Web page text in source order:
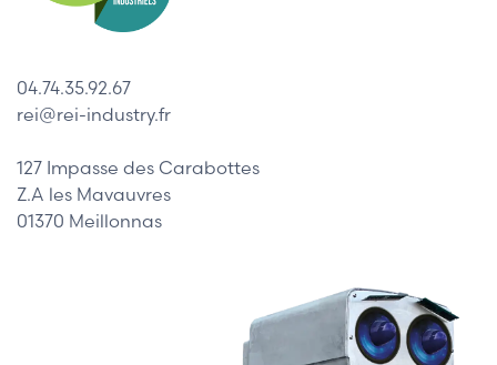
04.74.35.92.67
rei@rei-industry.fr
127 Impasse des Carabottes
Z.A les Mavauvres
01370 Meillonnas